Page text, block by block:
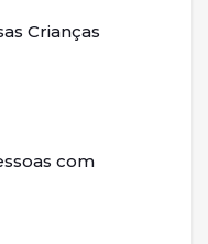
Crianças
com